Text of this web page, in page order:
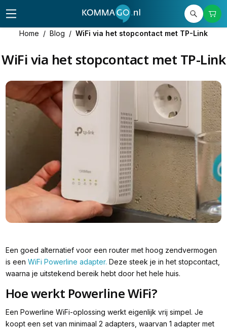
Home / Blog / WiFi via het stopcontact met TP-Link
WiFi via het stopcontact met TP-Link
Een goed alternatief voor een router met hoog zendvermogen
is een WiFi Powerline adapter. Deze steek je in het stopcontact,
waarna je uitstekend bereik hebt door het hele huis.
Hoe werkt Powerline WiFi?
Een Powerline WiFi-oplossing werkt eigenlijk vrij simpel. Je
koopt een set van minimaal 2 adapters, waarvan 1 adapter met